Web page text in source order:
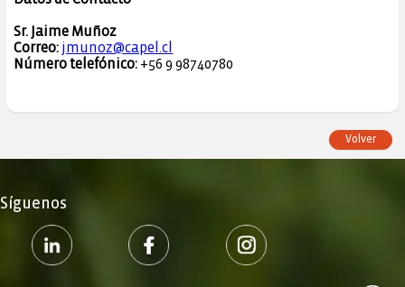
Sr. Jaime Muñoz
Correo: jmunoz@capel.cl
Número telefónico: +56 9 98740780
Volver
Síguenos